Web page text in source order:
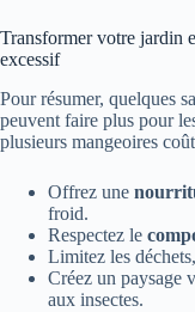
Transformer votre jardin
excessif
Pour résumer, quelques
peuvent faire plus pour
plusieurs mangeoires
Offrez une
froid.
Respectez le
Limitez les
Créez un paysage
aux insectes.